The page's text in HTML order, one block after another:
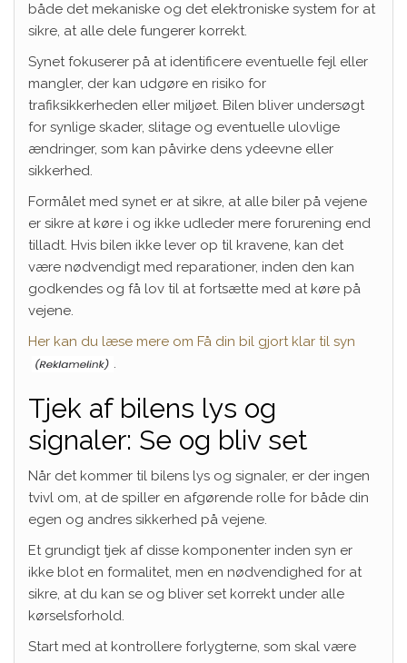
både det mekaniske og det elektroniske system for at
sikre, at alle dele fungerer korrekt.
Synet fokuserer på at identificere eventuelle fejl eller
mangler, der kan udgøre en risiko for
trafiksikkerheden eller miljøet. Bilen bliver undersøgt
for synlige skader, slitage og eventuelle ulovlige
ændringer, som kan påvirke dens ydeevne eller
sikkerhed.
Formålet med synet er at sikre, at alle biler på vejene
er sikre at køre i og ikke udleder mere forurening end
tilladt. Hvis bilen ikke lever op til kravene, kan det
være nødvendigt med reparationer, inden den kan
godkendes og få lov til at fortsætte med at køre på
vejene.
Her kan du læse mere om Få din bil gjort klar til syn
.
Tjek af bilens lys og
signaler: Se og bliv set
Når det kommer til bilens lys og signaler, er der ingen
tvivl om, at de spiller en afgørende rolle for både din
egen og andres sikkerhed på vejene.
Et grundigt tjek af disse komponenter inden syn er
ikke blot en formalitet, men en nødvendighed for at
sikre, at du kan se og bliver set korrekt under alle
kørselsforhold.
Start med at kontrollere forlygterne, som skal være